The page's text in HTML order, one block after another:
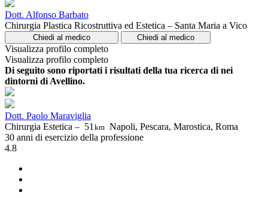
Dott. Alfonso Barbato
Chirurgia Plastica Ricostruttiva ed Estetica – Santa Maria a Vico
Chiedi al medico Chiedi al medico
Visualizza profilo completo
Visualizza profilo completo
Di seguito sono riportati i risultati della tua ricerca di nei
dintorni di Avellino.
Dott. Paolo Maraviglia
Chirurgia Estetica – 51km Napoli, Pescara, Marostica, Roma
30 anni di esercizio della professione
4.8